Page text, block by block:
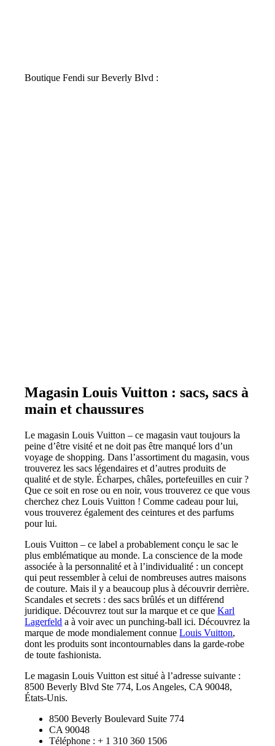
Boutique Fendi sur Beverly Blvd :
Magasin Louis Vuitton : sacs, sacs à
main et chaussures
Le magasin Louis Vuitton – ce magasin vaut toujours la
peine d’être visité et ne doit pas être manqué lors d’un
voyage de shopping. Dans l’assortiment du magasin, vous
trouverez les sacs légendaires et d’autres produits de
qualité et de style. Écharpes, châles, portefeuilles en cuir ?
Que ce soit en rose ou en noir, vous trouverez ce que vous
cherchez chez Louis Vuitton ! Comme cadeau pour lui,
vous trouverez également des ceintures et des parfums
pour lui.
Louis Vuitton – ce label a probablement conçu le sac le
plus emblématique au monde. La conscience de la mode
associée à la personnalité et à l’individualité : un concept
qui peut ressembler à celui de nombreuses autres maisons
de couture. Mais il y a beaucoup plus à découvrir derrière.
Scandales et secrets : des sacs brûlés et un différend
juridique. Découvrez tout sur la marque et ce queKarl
Lagerfeld a à voir avec un punching-ball ici. Découvrez la
marque de mode mondialement connueLouis Vuitton,
dont les produits sont incontournables dans la garde-robe
de toute fashionista.
Le magasin Louis Vuitton est situé à l’adresse suivante :
8500 Beverly Blvd Ste 774, Los Angeles, CA 90048,
États-Unis.
8500 Beverly Boulevard Suite 774
CA 90048
Téléphone : + 1 310 360 1506